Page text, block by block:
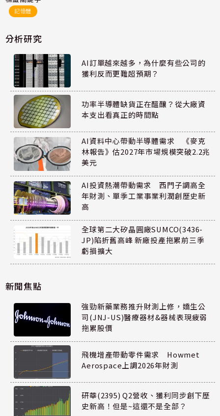
記憶體
分析研究
AI訂單越來越多，為什麼有些公司的
獲利反而更難超預期？
功率半導體缺貨正在醞釀？從大廠資
本支出看真正的時間點
AI資料中心帶動半導體需求 《麥克
林報告》估2027年市場規模突破2.2兆
美元
AI投資熱潮帶動需求 西門子調高全
年財測、單季工業事業利潤創歷史新
高
全球第二大矽晶圓廠SUMCO(3436-
JP)陷折舊高峰 新廠投產拖累前三季
虧損擴大
新聞焦點
強勁新藥業務推升財測上修，嬌生公
司(JNJ-US)醫療器材&器械表現疲弱
拖累股價
飛機增產帶動零件需求 Howmet
Aerospace上調2026年財測
研華(2395) Q2營收、獲利同步創下歷
史新高！但是~這還不是全部？